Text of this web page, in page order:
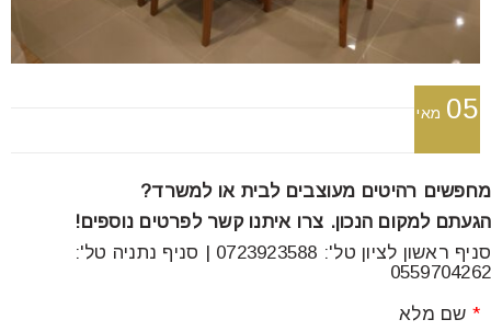
05 מאי
מחפשים רהיטים מעוצבים לבית או למשרד?
הגעתם למקום הנכון. צרו איתנו קשר לפרטים נוספים!
סניף ראשון לציון טל': 0723923588 | סניף נתניה טל':
0559704262
*
הוסף קו תחתון לקישורים
font_download סמן קישורים
לאפס
כל
cached